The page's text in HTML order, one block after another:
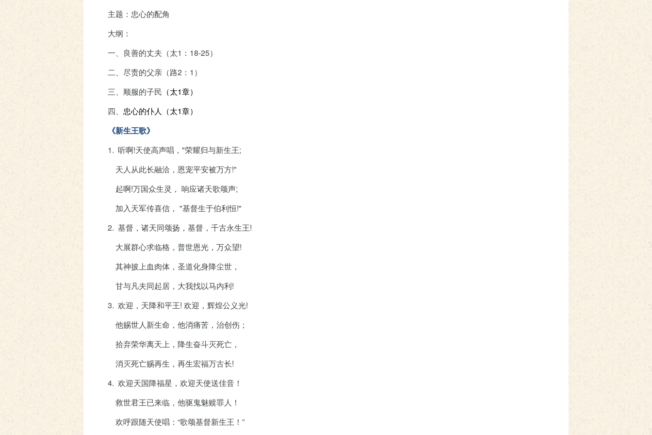
主题：忠心的配角
大纲：
一、 良善的丈夫（太1 ： 18-25）
二、 尽责的父亲（路2 ： 1 ）
三、 顺服的子民 （太1章）
四、 忠心的仆人（太1章）
《新生王歌》
1. 听啊!天使高声唱， "荣耀归与新生王;
天人从此长融洽，恩宠平安被万方!"
起啊!万国众生灵， 响应诸天歌颂声;
加入天军传喜信， "基督生于伯利恒!"
2. 基督，诸天同颂扬，基督，千古永生王!
大展群心求临格，普世恩光，万众望!
其神披上血肉体，圣道化身降尘世，
甘与凡夫同起居，大我找以马内利!
3. 欢迎，天降和平王! 欢迎，辉煌公义光!
他赐世人新生命，他消痛苦，治创伤；
拾弃荣华离天上，降生奋斗灭死亡，
消灭死亡赐再生，再生宏福万古长!
4. 欢迎天国降福星，欢迎天使送佳音！
救世君王已来临，他驱鬼魅赎罪人！
欢呼跟随天使唱：“歌颂基督新生王！”